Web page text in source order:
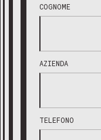
COGNOME
AZIENDA
TELEFONO